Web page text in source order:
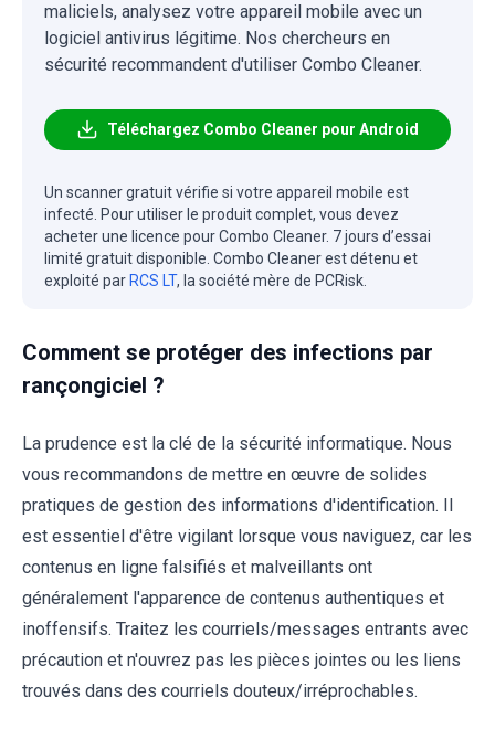
maliciels, analysez votre appareil mobile avec un
logiciel antivirus légitime. Nos chercheurs en
sécurité recommandent d'utiliser Combo Cleaner.
Téléchargez Combo Cleaner pour Android
Un scanner gratuit vérifie si votre appareil mobile est
infecté. Pour utiliser le produit complet, vous devez
acheter une licence pour Combo Cleaner. 7 jours d’essai
limité gratuit disponible. Combo Cleaner est détenu et
exploité par RCS LT, la société mère de PCRisk.
Comment se protéger des infections par
rançongiciel ?
La prudence est la clé de la sécurité informatique. Nous
vous recommandons de mettre en œuvre de solides
pratiques de gestion des informations d'identification. Il
est essentiel d'être vigilant lorsque vous naviguez, car les
contenus en ligne falsifiés et malveillants ont
généralement l'apparence de contenus authentiques et
inoffensifs. Traitez les courriels/messages entrants avec
précaution et n'ouvrez pas les pièces jointes ou les liens
trouvés dans des courriels douteux/irréprochables.